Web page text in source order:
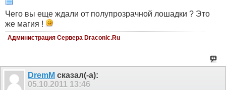
Чего вы еще ждали от полупрозрачной лошадки ? Это
же магия !
Администрация Сервера Draconic.Ru
DremM сказал(-а):
05.10.2011 13:46